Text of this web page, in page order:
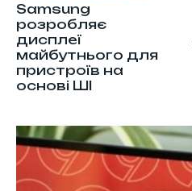
Samsung
розробляє
дисплеї
майбутнього для
пристроїв на
основі ШІ